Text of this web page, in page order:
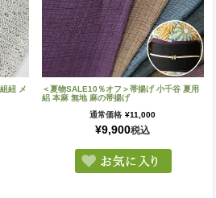
紐 メ
＜夏物SALE10％オフ＞帯揚げ 小千谷 夏用
絽 本麻 無地 麻の帯揚げ
通常価格 ¥11,000
¥9,900税込